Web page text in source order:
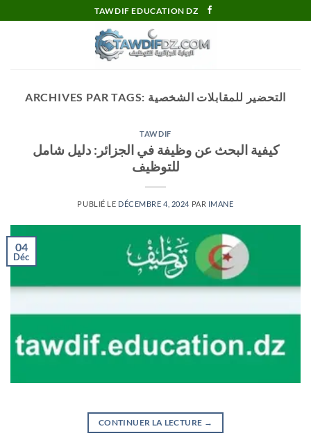
au
TAWDIF EDUCATION DZ
ARCHIVES PAR TAGS: التحضير للمقابلات الشخصية
TAWDIF
كيفية البحث عن وظيفة في الجزائر: دليل شامل
للتوظيف
PUBLIÉ LE DÉCEMBRE 4, 2024 PAR IMANE
04
Déc
CONTINUER LA LECTURE →